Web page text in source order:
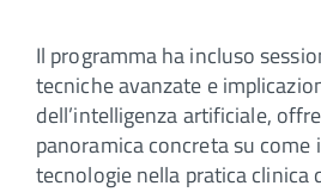
Il programma ha incluso
tecniche avanzate e
dell’intelligenza artificiale,
panoramica concreta su come
tecnologie nella pratica clinica